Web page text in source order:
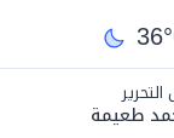
طعيمة